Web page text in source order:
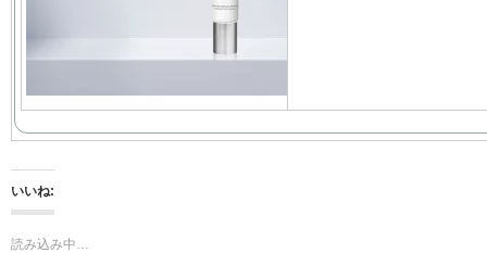
いいね:
読み込み中…